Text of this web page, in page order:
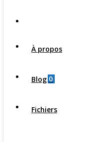
À propos
Blog 0
Fichiers